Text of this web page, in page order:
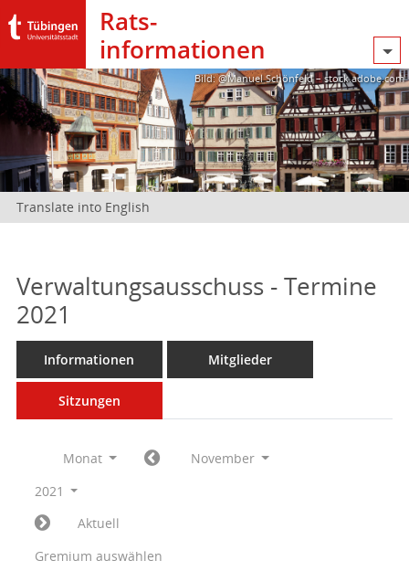
Rats­
informationen
Bild: @Manuel Schönfeld – stock.adobe.com
Translate into English
Verwaltungsausschuss - Termine
2021
Informationen Mitglieder
Sitzungen
Monat
November
2021
Aktuell
Gremium auswählen